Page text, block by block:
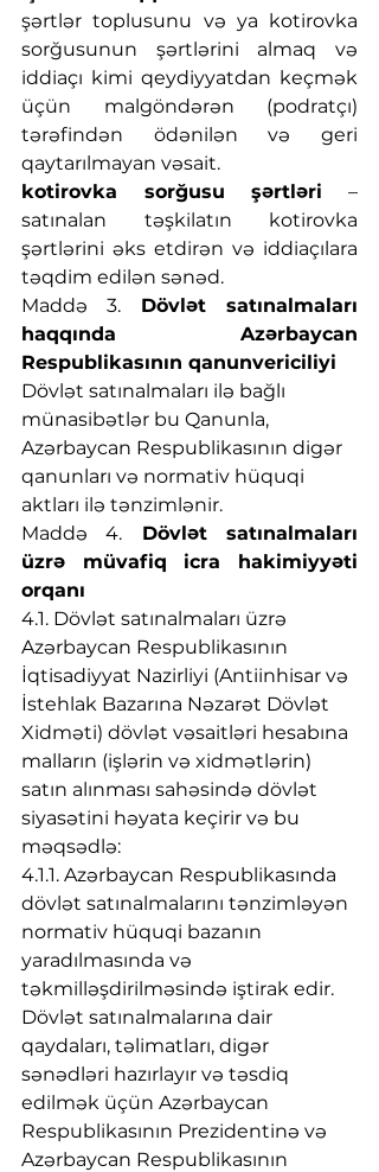
şərtlər toplusunu və ya kotirovka
sorğusunun şərtlərini almaq və
iddiaçı kimi qeydiyyatdan keçmək
üçün malgöndərən (podratçı)
tərəfindən ödənilən və geri
qaytarılmayan vəsait.
kotirovka sorğusu şərtləri –
satınalan təşkilatın kotirovka
şərtlərini əks etdirən və iddiaçılara
təqdim edilən sənəd.
Maddə 3. Dövlət satınalmaları
haqqında Azərbaycan
Respublikasının qanunvericiliyi
Dövlət satınalmaları ilə bağlı
münasibətlər bu Qanunla,
Azərbaycan Respublikasının digər
qanunları və normativ hüquqi
aktları ilə tənzimlənir.
Maddə 4. Dövlət satınalmaları
üzrə müvafiq icra hakimiyyəti
orqanı
4.1. Dövlət satınalmaları üzrə
Azərbaycan Respublikasının
İqtisadiyyat Nazirliyi (Antiinhisar və
İstehlak Bazarına Nəzarət Dövlət
Xidməti) dövlət vəsaitləri hesabına
malların (işlərin və xidmətlərin)
satın alınması sahəsində dövlət
siyasətini həyata keçirir və bu
məqsədlə:
4.1.1. Azərbaycan Respublikasında
dövlət satınalmalarını tənzimləyən
normativ hüquqi bazanın
yaradılmasında və
təkmilləşdirilməsində iştirak edir.
Dövlət satınalmalarına dair
qaydaları, təlimatları, digər
sənədləri hazırlayır və təsdiq
edilmək üçün Azərbaycan
Respublikasının Prezidentinə və
Azərbaycan Respublikasının